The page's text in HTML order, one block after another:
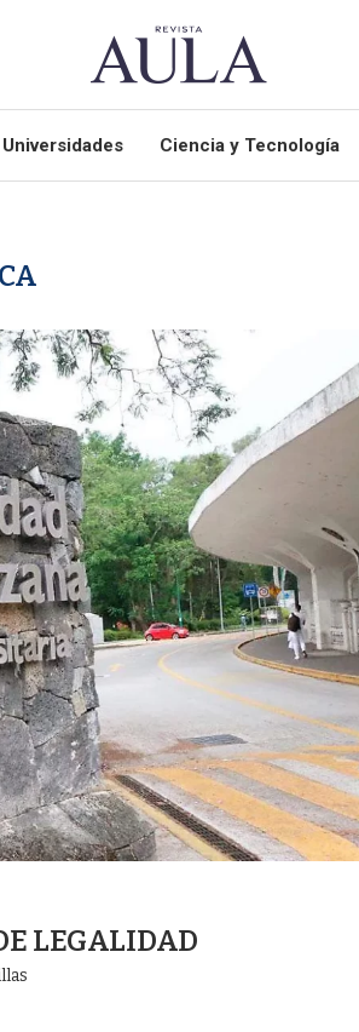
Universidades Ciencia y Tecnología
LEGALIDAD